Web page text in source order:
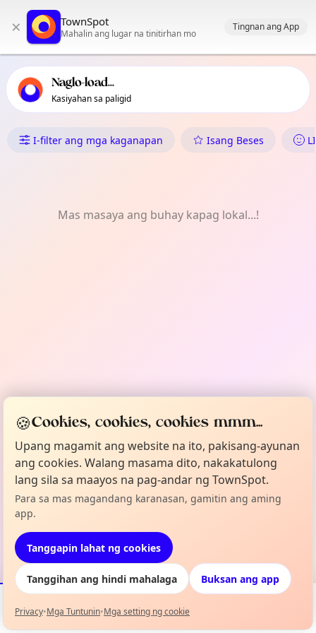
nabigasyon ng TownSpot
ng mga lokal na kaganapan ng TownSpot
× TownSpot
Mahalin ang lugar na tinitirhan mo
Tingnan ang App
Naglo-load...
Kasiyahan sa paligid
Ano ang Nangyayari sa
I-filter ang mga kaganapan Isang Beses
Mas masaya ang buhay kapag lokal...!
Mga Kaganapan Mapa Aking Lineup
🍪Cookies, cookies, cookies mmm...
Upang magamit ang website na ito, pakisang-ayunan
ang cookies. Walang masama dito, nakakatulong
lang sila sa maayos na pag-andar ng TownSpot.
Para sa mas magandang karanasan, gamitin ang aming
app.
Tanggapin lahat ng cookies
Tanggihan ang hindi mahalaga Buksan ang app
Privacy•Mga Tuntunin•Mga setting ng cookie